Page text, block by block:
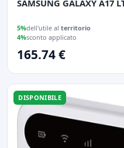
SAMSUNG GALAXY A17
5%dell'utile al territorio
4%sconto applicato
165.74 €
DISPONIBILE